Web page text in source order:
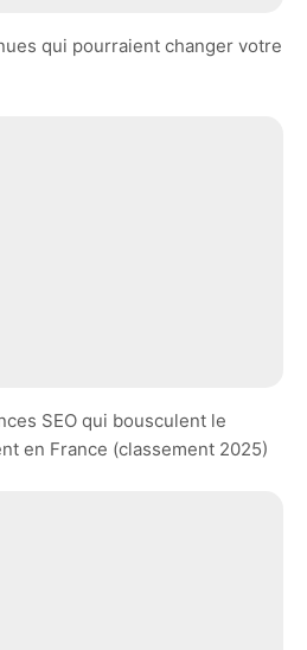
qui pourraient changer votre
SEO qui bousculent le
en France (classement 2025)